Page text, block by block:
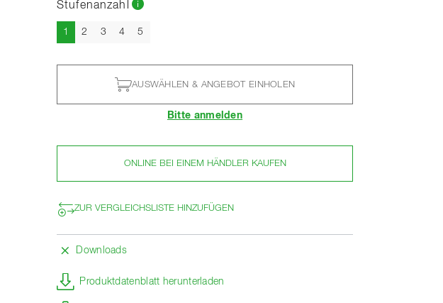
Stufenanzahl
1 Aktuell
2 3 4 5
AUSWÄHLEN & ANGEBOT EINHOLEN
Bitte anmelden
ONLINE BEI EINEM HÄNDLER KAUFEN
ZUR VERGLEICHSLISTE HINZUFÜGEN
Downloads
Produktdatenblatt herunterladen